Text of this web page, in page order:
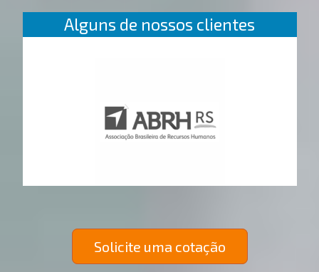
Alguns de nossos clientes
Solicite uma cotação